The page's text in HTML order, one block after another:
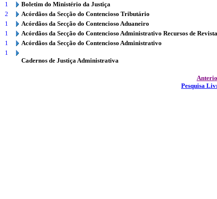
1
Boletim do Ministério da Justiça
2
Acórdãos da Secção do Contencioso Tributário
1
Acórdãos da Secção do Contencioso Aduaneiro
1
Acórdãos da Secção do Contencioso Administrativo Recursos de Revista
1
Acórdãos da Secção do Contencioso Administrativo
1
Cadernos de Justiça Administrativa
Pesquisa